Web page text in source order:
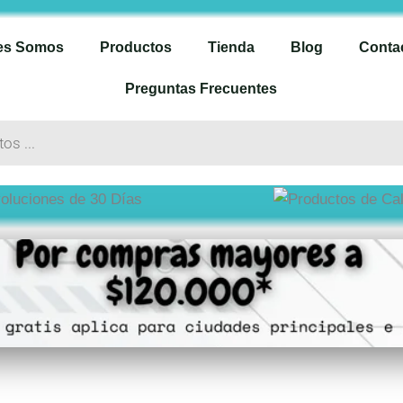
Somos Productos Tienda Blog
Preguntas Frecuentes